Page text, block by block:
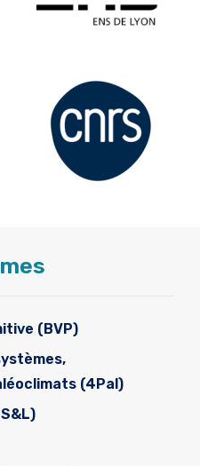
(BVP)
(4Pal)